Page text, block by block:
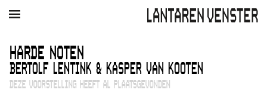
AGENDA FILM MUZIEK
Winkelmandje
Zoek
HARDE NOTEN
BERTOLF LENTINK & KASPER VAN KOOTEN
DEZE VOORSTELLING HEEFT AL PLAATSGEVONDEN